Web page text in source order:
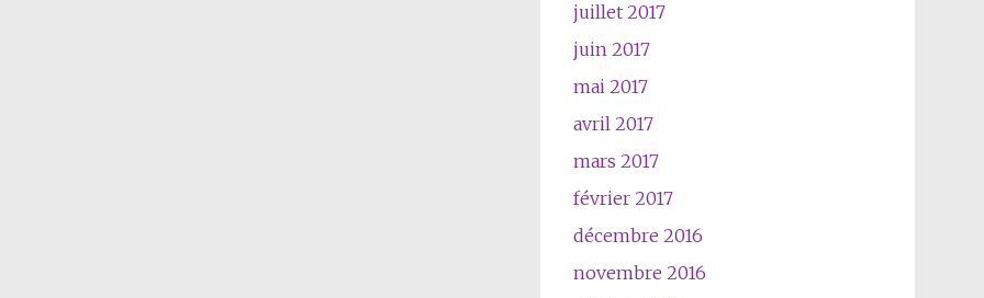
juillet 2017
juin 2017
mai 2017
avril 2017
mars 2017
février 2017
décembre 2016
novembre 2016